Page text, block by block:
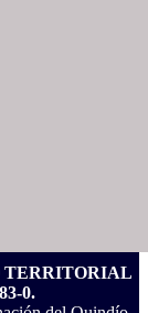
TERRITORIAL
0.